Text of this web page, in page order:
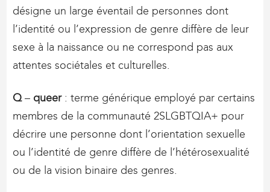
désigne un large éventail de personnes dont
l’identité ou l’expression de genre diffère de leur
sexe à la naissance ou ne correspond pas aux
attentes sociétales et culturelles.
Q– queer : terme générique employé par certains
membres de la communauté 2SLGBTQIA+ pour
décrire une personne dont l’orientation sexuelle
ou l’identité de genre diffère de l’hétérosexualité
ou de la vision binaire des genres.